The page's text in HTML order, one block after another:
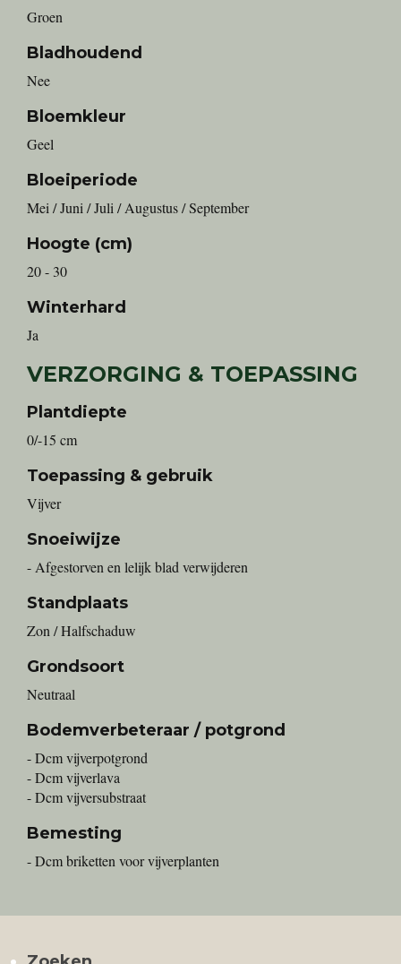
Groen
Bladhoudend
Nee
Bloemkleur
Geel
Bloeiperiode
Mei / Juni / Juli / Augustus / September
Hoogte (cm)
20 - 30
Winterhard
Ja
VERZORGING & TOEPASSING
Plantdiepte
0/-15 cm
Toepassing & gebruik
Vijver
Snoeiwijze
- Afgestorven en lelijk blad verwijderen
Standplaats
Zon / Halfschaduw
Grondsoort
Neutraal
Bodemverbeteraar / potgrond
- Dcm vijverpotgrond
- Dcm vijverlava
- Dcm vijversubstraat
Bemesting
- Dcm briketten voor vijverplanten